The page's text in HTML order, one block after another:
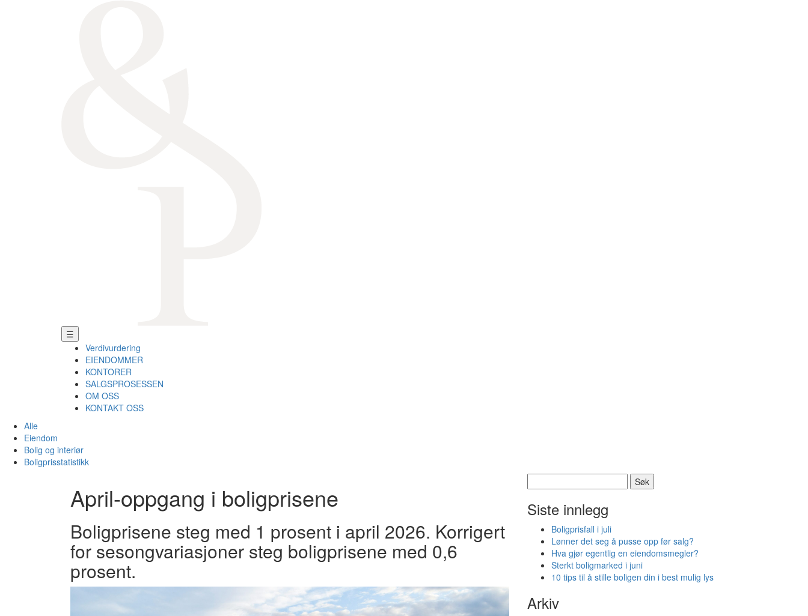
☰
Verdivurdering
EIENDOMMER
KONTORER
SALGSPROSESSEN
OM OSS
KONTAKT OSS
Alle
Eiendom
Bolig og interiør
Boligprisstatistikk
April-oppgang i boligprisene
Boligprisene steg med 1 prosent i april 2026. Korrigert
for sesongvariasjoner steg boligprisene med 0,6
prosent.
etter:
Siste innlegg
Boligprisfall i juli
Lønner det seg å pusse opp før salg?
Hva gjør egentlig en eiendomsmegler?
Sterkt boligmarked i juni
10 tips til å stille boligen din i best mulig lys
Arkiv